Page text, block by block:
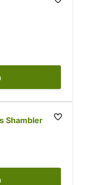
Shambler